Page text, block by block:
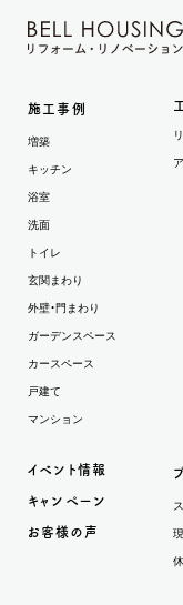
施工事例
増築
キッチン
浴室
洗面
トイレ
玄関まわり
外壁・門まわり
ガーデンスペース
カースペース
戸建て
マンション
イベント情報
キャンペーン
お客様の声